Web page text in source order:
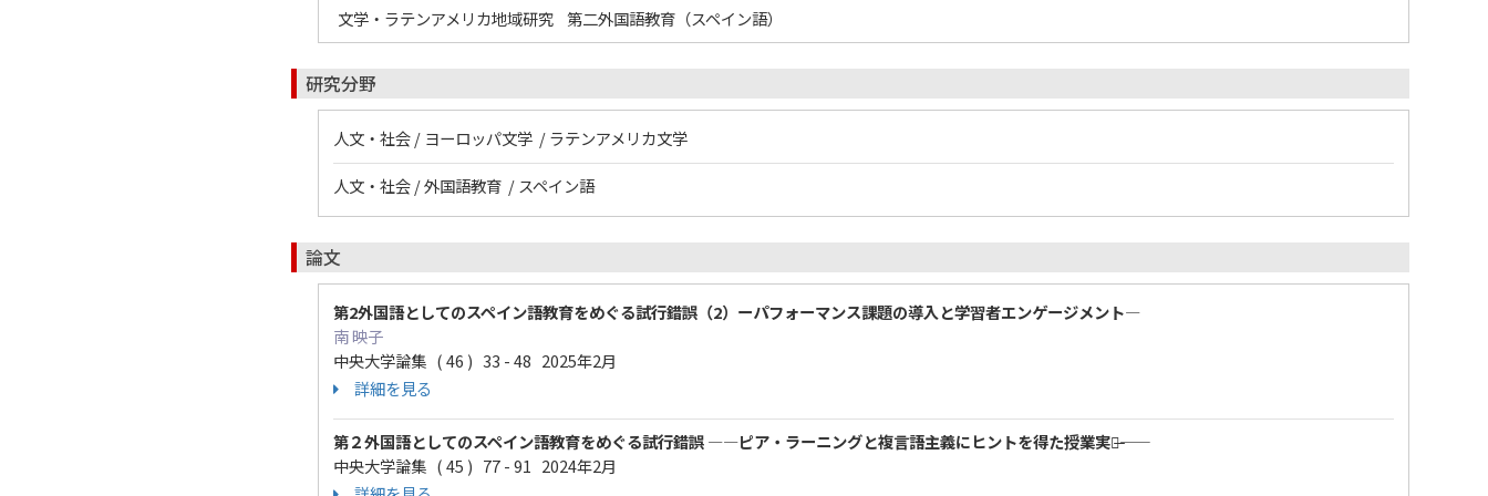
文学・ラテンアメリカ地域研究 第二外国語教育（スペイン語）
研究分野
人文・社会 / ヨーロッパ文学 / ラテンアメリカ文学
人文・社会 / 外国語教育 / スペイン語
論文
第2外国語としてのスペイン語教育をめぐる試行錯誤（2）ーパフォーマンス課題の導入と学習者エンゲージメント—
南 映子
中央大学論集 ( 46 ) 33 - 48 2025年2月
詳細を見る
第２外国語としてのスペイン語教育をめぐる試⾏錯誤 ―—ピア・ラーニングと複⾔語主義にヒントを得た授業実践̶̶——
中央大学論集 ( 45 ) 77 - 91 2024年2月